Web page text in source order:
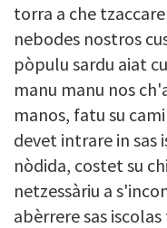
torra a che
nebodes nostros
pòpulu sardu aiat
manu manu nos
manos, fatu su
devet intrare in sas
nòdida, costet su
netzessàriu a
abèrrere sas